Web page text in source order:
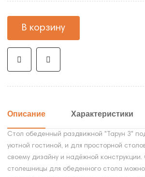
В корзину
Описание Характеристики
Стол обеденный раздвижной "Тарун 3"
уютной гостиной, и для просторной
своему дизайну и надёжной
столешницы для обеденного стола